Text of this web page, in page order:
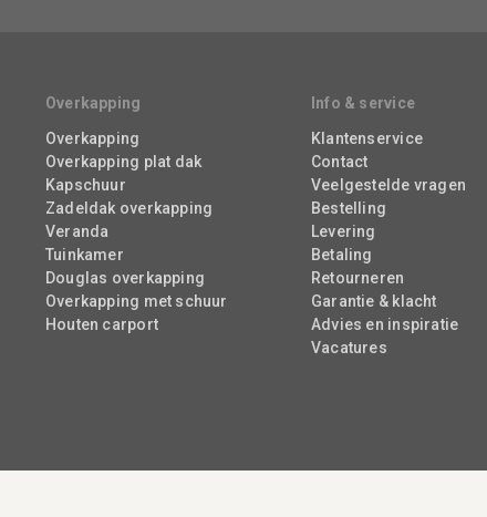
Overkapping
Overkapping
Overkapping plat dak
Kapschuur
Zadeldak overkapping
Veranda
Tuinkamer
Douglas overkapping
Overkapping met schuur
Houten carport
Info & service
Klantenservice
Contact
Veelgestelde vragen
Bestelling
Levering
Betaling
Retourneren
Garantie & klacht
Advies en inspiratie
Vacatures